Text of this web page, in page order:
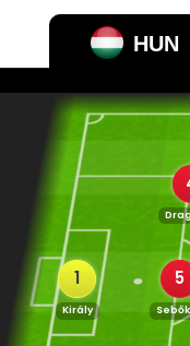
HUN
1
Király
5